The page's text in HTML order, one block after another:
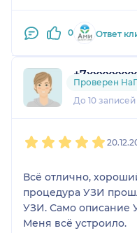
0 Ответ
54 отзыва
До 10
Проверен
Всё отлично,
процедура УЗИ
УЗИ. Само описание
Меня всё устроило.